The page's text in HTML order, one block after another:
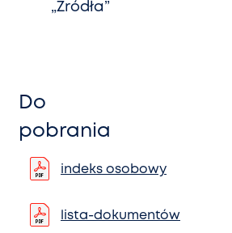
„Źródła”
Do
pobrania
indeks osobowy
lista-dokumentów